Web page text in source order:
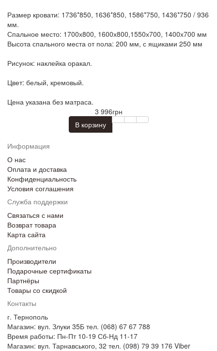
Размер кровати: 1736*850, 1636*850, 1586*750, 1436*750 / 936
мм.
Спальное место: 1700х800, 1600х800,1550х700, 1400х700 мм
Высота спального места от пола: 200 мм, с ящиками 250 мм
Рисунок: наклейка оракал.
Цвет: белый, кремовый.
Цена указана без матраса.
3 996грн
В корзину
Информация
О нас
Оплата и доставка
Конфиденциальность
Условия соглашения
Служба поддержки
Связаться с нами
Возврат товара
Карта сайта
Дополнительно
Производители
Подарочные сертификаты
Партнёры
Товары со скидкой
Контакты
г. Тернополь
Магазин: вул. Злуки 35Б тел. (068) 67 67 788
Время работы: Пн-Пт 10-19 Сб-Нд 11-17
Магазин: вул. Тарнавського, 32 тел. (098) 79 39 176 Viber